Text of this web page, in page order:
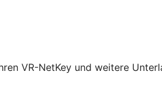
VR-NetKey und weitere